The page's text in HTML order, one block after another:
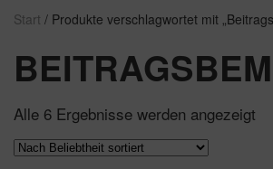
Start / Produkte verschlagwortet mit
Alle 6 Ergebnisse werden angezeigt